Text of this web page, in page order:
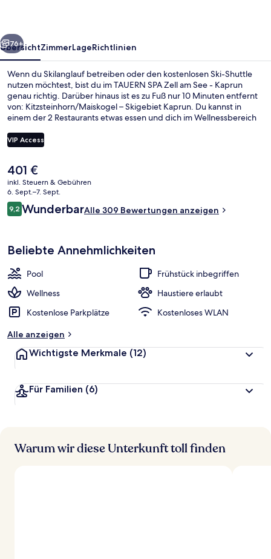
Kaprun
Weiter
76+
ÜbersichtZimmerLageRichtlinien
Wenn du Skilanglauf betreiben oder den kostenlosen Ski-Shuttle
nutzen möchtest, bist du im TAUERN SPA Zell am See - Kaprun
genau richtig. Darüber hinaus ist es zu Fuß nur 10 Minuten entfernt
von: Kitzsteinhorn/​Maiskogel – Skigebiet Kaprun. Du kannst in
einem der 2 Restaurants etwas essen und dich im Wellnessbereich
verwöhnen lassen. Als weitere Highlights bietet dieses Hotel im
luxuriösen Stil 6 Außenpools, einen Golfplatz und eine Poolbar. Von
profitierst du ebenfalls.
VIP Access
Der
aktuelle
Preis
beträgt
401 €.
401 €
inkl. Steuern & Gebühren
6. Sept.–7. Sept.
Bewertungen
9,29,2 von 10.
WunderbarAlle 309 Bewertungen anzeigen
Beliebte Annehmlichkeiten
Pool
Frühstück inbegriffen
Wellness
Haustiere erlaubt
Kostenlose Parkplätze
Kostenloses WLAN
Alle anzeigen
Wichtigste Merkmale (12)
Für Familien (6)
Warum wir diese Unterkunft toll finden